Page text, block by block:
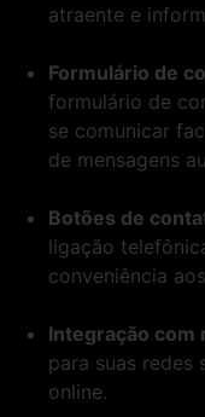
atraente e
Formulário de
formulário de
se comunicar
de mensagens
Botões de
ligação
conveniência
Integração com
para suas redes
online.